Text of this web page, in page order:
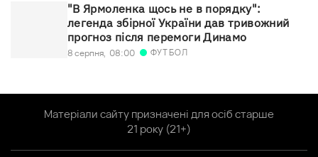
"В Ярмоленка щось не в порядку":
легенда збірної України дав тривожний
прогноз після перемоги Динамо
8 серпня, 08:00 ФУТБОЛ
Матеріали сайту призначені для осіб старше
21 року (21+)